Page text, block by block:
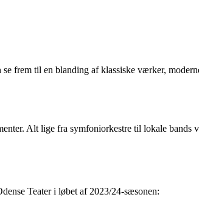
til en blanding af klassiske værker,
Alt lige fra symfoniorkestre til lokale bands
Teater i løbet af 2023/24-sæsonen: